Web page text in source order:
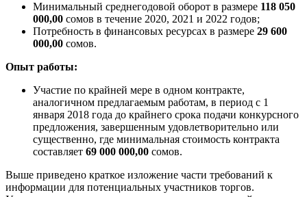
Минимальный среднегодовой оборот в размере 118 050
000,00 сомов в течение 2020, 2021 и 2022 годов;
Потребность в финансовых ресурсах в размере 29 600
000,00 сомов.
Опыт работы:
Участие по крайней мере в одном контракте,
аналогичном предлагаемым работам, в период с 1
января 2018 года до крайнего срока подачи конкурсного
предложения, завершенным удовлетворительно или
существенно, где минимальная стоимость контракта
составляет 69 000 000,00 сомов.
Выше приведено краткое изложение части требований к
информации для потенциальных участников торгов.